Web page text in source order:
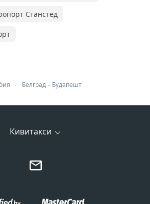
Станстед
Белград– Будапешт
Кивитакси